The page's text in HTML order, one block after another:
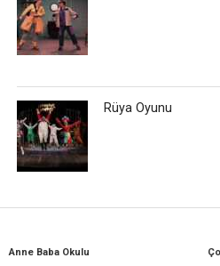
Rüya Oyunu
Anne Baba Okulu